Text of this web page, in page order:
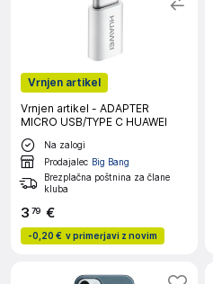
Vrnjen artikel
Vrnjen artikel - ADAPTER
MICRO USB/TYPE C HUAWEI
Na zalogi
Prodajalec Big Bang
Brezplačna poštnina za člane
kluba
3 79 €
-0,20 € v primerjavi z novim